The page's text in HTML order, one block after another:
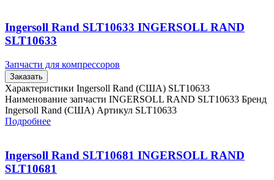
Ingersoll Rand SLT10633 INGERSOLL RAND
SLT10633
Запчасти для компрессоров
Заказать
Характеристики Ingersoll Rand (США) SLT10633
Наименование запчасти INGERSOLL RAND SLT10633 Бренд
Ingersoll Rand (США) Артикул SLT10633
Подробнее
Ingersoll Rand SLT10681 INGERSOLL RAND
SLT10681